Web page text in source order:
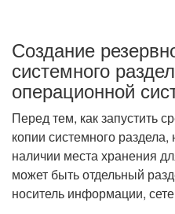
Создание
системного
операционной
Перед тем, как запустить
копии системного
наличии места хранения
может быть отдельный
носитель информации,